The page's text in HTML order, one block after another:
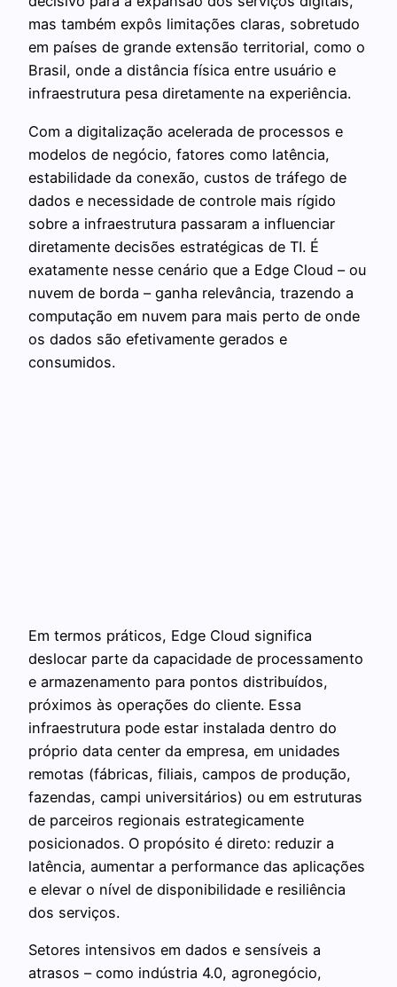
mas também expôs limitações claras, sobretudo
em países de grande extensão territorial, como o
Brasil, onde a distância física entre usuário e
infraestrutura pesa diretamente na experiência.
Com a digitalização acelerada de processos e
modelos de negócio, fatores como latência,
estabilidade da conexão, custos de tráfego de
dados e necessidade de controle mais rígido
sobre a infraestrutura passaram a influenciar
diretamente decisões estratégicas de TI. É
exatamente nesse cenário que a Edge Cloud – ou
nuvem de borda – ganha relevância, trazendo a
computação em nuvem para mais perto de onde
os dados são efetivamente gerados e
consumidos.
Em termos práticos, Edge Cloud significa
deslocar parte da capacidade de processamento
e armazenamento para pontos distribuídos,
próximos às operações do cliente. Essa
infraestrutura pode estar instalada dentro do
próprio data center da empresa, em unidades
remotas (fábricas, filiais, campos de produção,
fazendas, campi universitários) ou em estruturas
de parceiros regionais estrategicamente
posicionados. O propósito é direto: reduzir a
latência, aumentar a performance das aplicações
e elevar o nível de disponibilidade e resiliência
dos serviços.
Setores intensivos em dados e sensíveis a
atrasos – como indústria 4.0, agronegócio,